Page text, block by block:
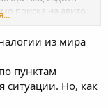
поиска на авито,
неплохой
не выбирал и от
дня)
из мира
пунктам
ситуации. Но, как